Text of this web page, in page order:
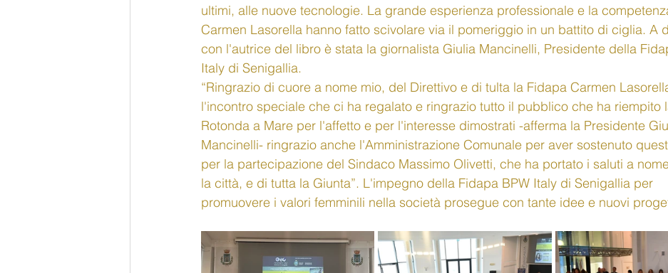
ultimi, alle nuove tecnologie. La grande esperienza professionale e la
Carmen Lasorella hanno fatto scivolare via il pomeriggio in un battito di ciglia. A
con l'autrice del libro è stata la giornalista Giulia Mancinelli, Presidente della
Italy di Senigallia.
“Ringrazio di cuore a nome mio, del Direttivo e di tulta la Fidapa Carmen
l'incontro speciale che ci ha regalato e ringrazio tutto il pubblico che ha riempito
Rotonda a Mare per l'affetto e per l'interesse dimostrati -afferma la Presidente
Mancinelli- ringrazio anche l'Amministrazione Comunale per aver sostenuto
per la partecipazione del Sindaco Massimo Olivetti, che ha portato i saluti a
la città, e di tutta la Giunta”. L'impegno della Fidapa BPW Italy di Senigallia per
promuovere i valori femminili nella società prosegue con tante idee e nuovi